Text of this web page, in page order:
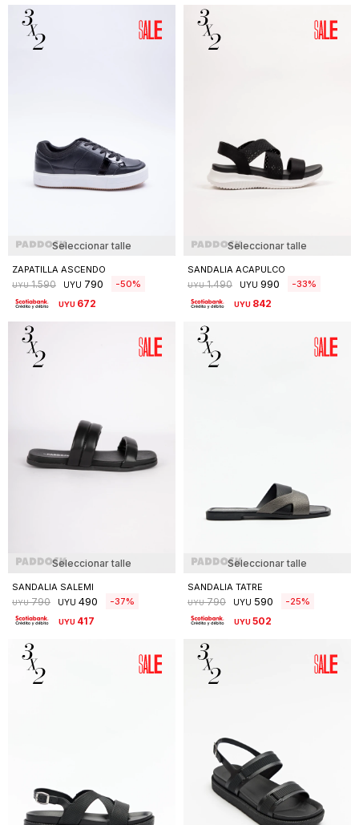
Seleccionar talle
ZAPATILLA ASCENDO
UYU 1.590 UYU 790 50
UYU 672
Seleccionar talle
SANDALIA ACAPULCO
UYU 1.490 UYU 990 33
UYU 842
Seleccionar talle
SANDALIA SALEMI
UYU 790 UYU 490 37
UYU 417
Seleccionar talle
SANDALIA TATRE
UYU 790 UYU 590 25
UYU502